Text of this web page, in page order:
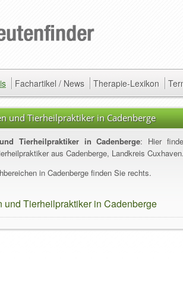
Fachartikel / News Therapie-Lexikon
und Tierheilpraktiker in Cadenberge
Tierheilpraktiker in Cadenberge: Hier
aus Cadenberge, Landkreis Cuxhaven.
in Cadenberge finden Sie rechts.
und Tierheilpraktiker in Cadenberge